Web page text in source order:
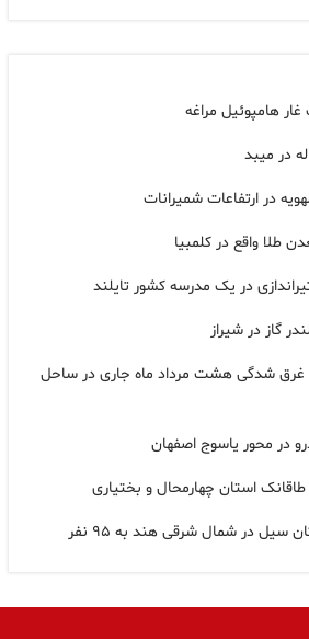
هامپوئیل مراغه
در ارتفاعات شمیرانات
طلا واقع در کلمبیا
گاز در شیراز
شدگی هشت مرداد ماه جاری در ساحل
در شمال شرقی هند به ۹۵ نفر